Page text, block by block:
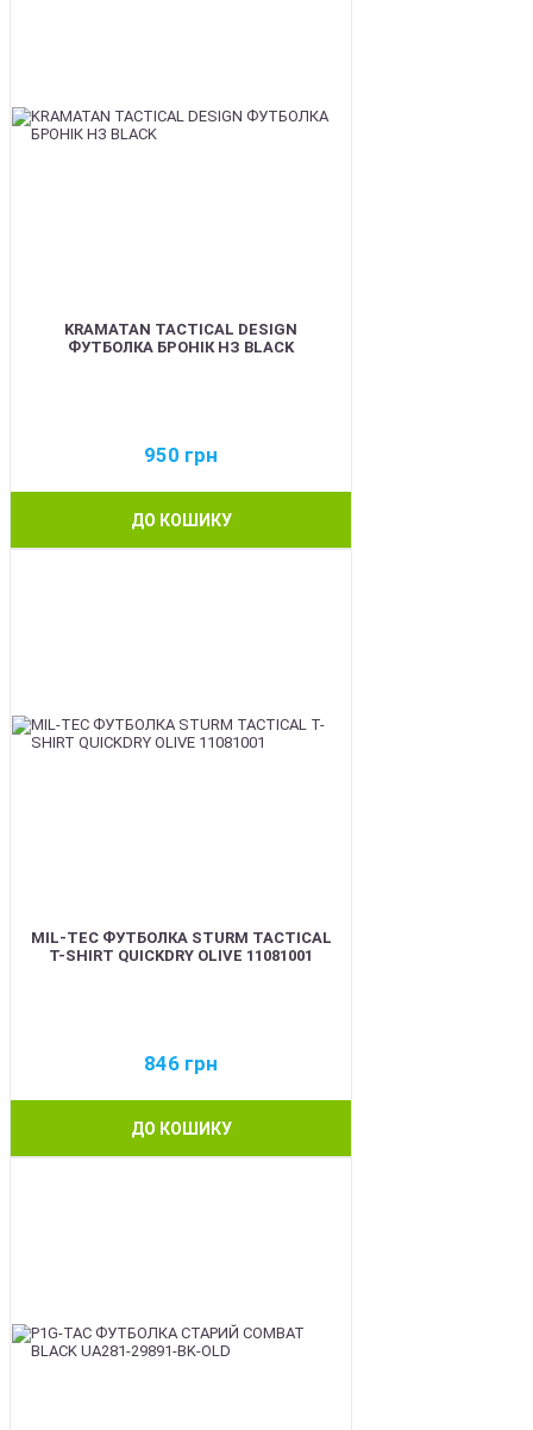
KRAMATAN TACTICAL DESIGN
ФУТБОЛКА БРОНІК НЗ BLACK
950 грн
ДО КОШИКУ
MIL-TEC ФУТБОЛКА STURM TACTICAL
T-SHIRT QUICKDRY OLIVE 11081001
846 грн
ДО КОШИКУ